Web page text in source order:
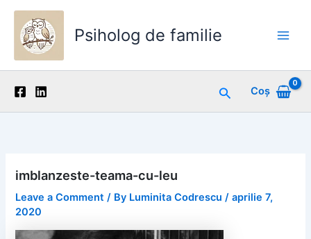
content
Psiholog de familie
SearchCoș
imblanzeste-teama-cu-leu
Leave a Comment / By Luminita Codrescu/aprilie 7,
2020